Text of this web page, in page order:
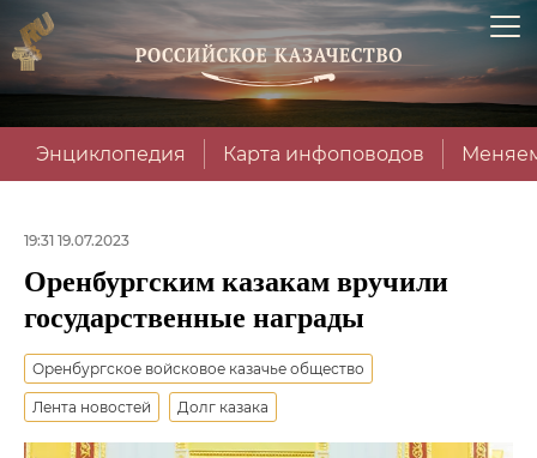
Энциклопедия Карта инфоповодов
19:31 19.07.2023
Оренбургским казакам вручили
государственные награды
Оренбургское войсковое казачье общество
Лента новостей Долг казака